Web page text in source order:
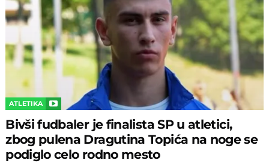
ATLETIKA
Bivši fudbaler je finalista SP u atletici,
zbog pulena Dragutina Topića na noge se
podiglo celo rodno mesto